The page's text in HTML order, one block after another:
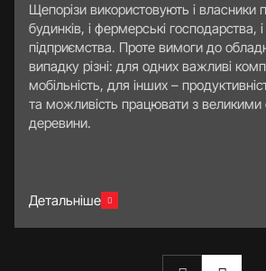
Щепорізи використовують і власники
будинків, і фермерські господарства,
підприємства. Проте вимоги до
випадку різні: для одних важливі
мобільність, для інших –
та можливість працювати з великими
деревини.
Детальніше